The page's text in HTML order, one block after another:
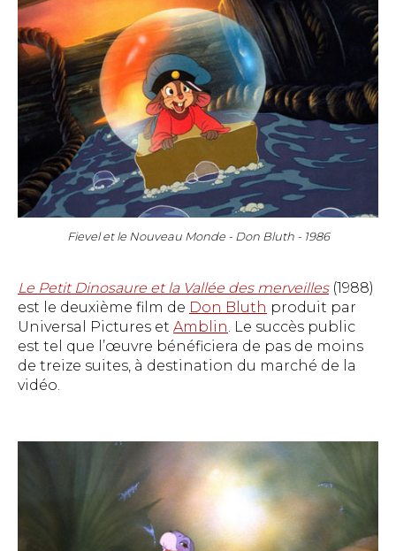
Fievel et le Nouveau Monde - Don Bluth - 1986
Le Petit Dinosaure et la Vallée des merveilles(1988)
est le deuxième film de Don Bluth produit par
Universal Pictures et Amblin. Le succès public
est tel que l’œuvre bénéficiera de pas de moins
de treize suites, à destination du marché de la
vidéo.